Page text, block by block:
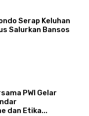
Serap Keluhan
Salurkan Bansos
PWI Gelar
dan Etika...